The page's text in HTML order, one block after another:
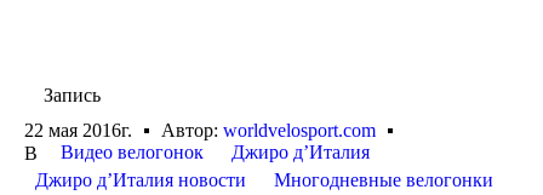
Запись
22 мая 2016г.
Автор: worldvelosport.com
В
Видео велогонок
Джиро д’Италия
Джиро д’Италия новости
Многодневные велогонки